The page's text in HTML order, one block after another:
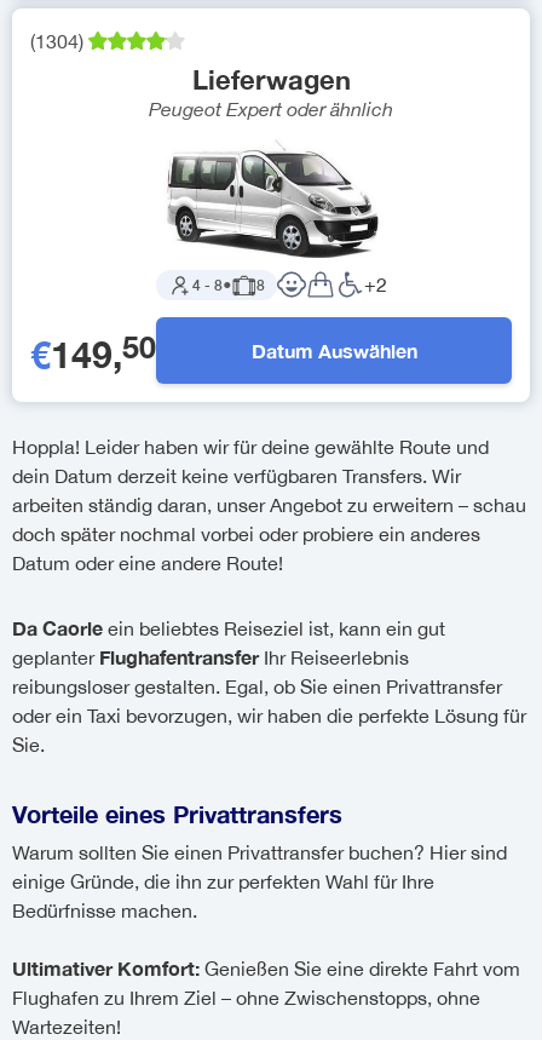
(1304)
Lieferwagen
Peugeot Expert oder ähnlich
4- 8● 8 +2
€149,50 Datum Auswählen
Hoppla! Leider haben wir für deine gewählte Route und
dein Datum derzeit keine verfügbaren Transfers. Wir
arbeiten ständig daran, unser Angebot zu erweitern – schau
doch später nochmal vorbei oder probiere ein anderes
Datum oder eine andere Route!
Da Caorle ein beliebtes Reiseziel ist, kann ein gut
geplanter FlughafentransferIhr Reiseerlebnis
reibungsloser gestalten. Egal, ob Sie einen Privattransfer
oder ein Taxi bevorzugen, wir haben die perfekte Lösung für
Sie.
Vorteile eines Privattransfers
Warum sollten Sie einen Privattransfer buchen? Hier sind
einige Gründe, die ihn zur perfekten Wahl für Ihre
Bedürfnisse machen.
Ultimativer Komfort: Genießen Sie eine direkte Fahrt vom
Flughafen zu Ihrem Ziel – ohne Zwischenstopps, ohne
Wartezeiten!